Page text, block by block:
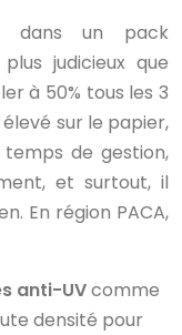
dans un pack
judicieux que
à 50% tous les 3
sur le papier,
de gestion,
et surtout, il
En région PACA,
anti-UVcomme
densité pour